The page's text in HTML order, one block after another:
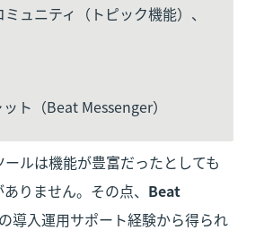
ュニティ（トピック機能）、
ト（Beat Messenger）
ルは機能が豊富だったとしても
りません。その点、 Beat
導入運用サポート経験から得られ